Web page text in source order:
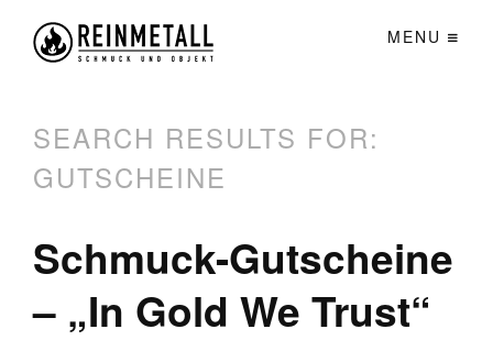
MENU
SEARCH RESULTS FOR:
GUTSCHEINE
Schmuck-Gutscheine
– „In Gold We Trust“